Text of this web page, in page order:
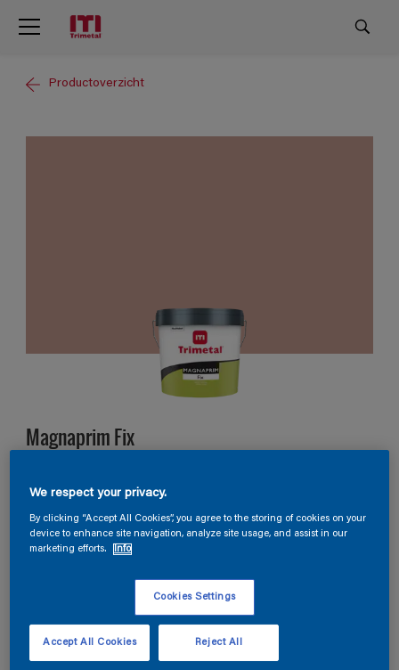
Productoverzicht
Magnaprim Fix
C6.12.63
Kleur wijzigen
5 L
Aantal
We respect your privacy.
By clicking “Accept All Cookies”, you agree to the storing of cookies on your
device to enhance site navigation, analyze site usage, and assist in our
marketing efforts.
Info
Cookies Settings
Reject All
Accept All Cookies